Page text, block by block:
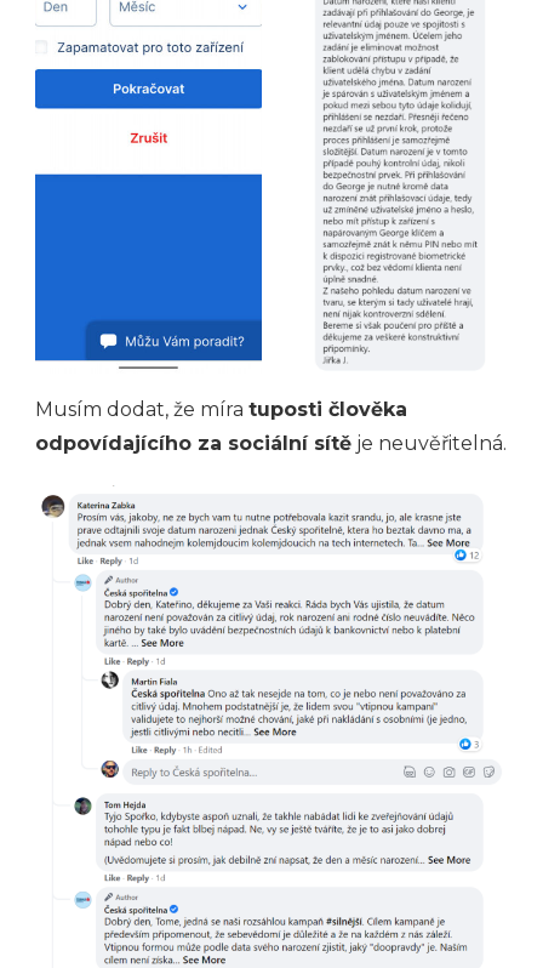
Musím dodat, že míra tuposti člověka
odpovídajícího za sociální sítě je neuvěřitelná.